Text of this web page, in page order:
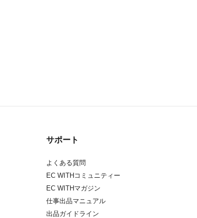
サポート
よくある質問
EC WITHコミュニティー
EC WITHマガジン
仕事出品マニュアル
出品ガイドライン